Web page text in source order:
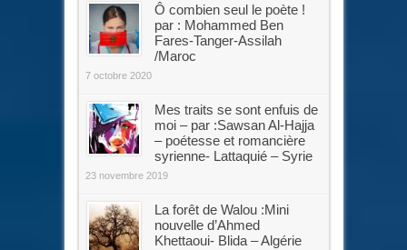
Ô combien seul le poète !
par : Mohammed Ben
Fares-Tanger-Assilah
/Maroc
7 octobre 2020
Mes traits se sont enfuis de
moi – par :Sawsan Al-Hajja
– poétesse et romancière
syrienne- Lattaquié – Syrie
23 novembre 2019
La forêt de Walou :Mini
nouvelle d’Ahmed
Khettaoui- Blida – Algérie